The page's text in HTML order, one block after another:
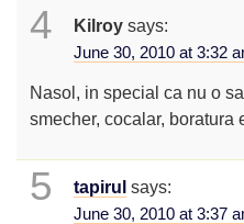
4 Kilroy says:
June 30, 2010 at 3:32
Nasol, in special ca nu o
smecher, cocalar, boratura
5 tapirul says:
June 30, 2010 at 3:37